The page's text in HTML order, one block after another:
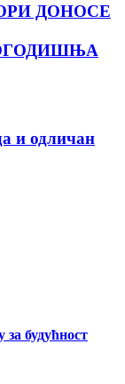
ДОНОСЕ
и одличан
будућност